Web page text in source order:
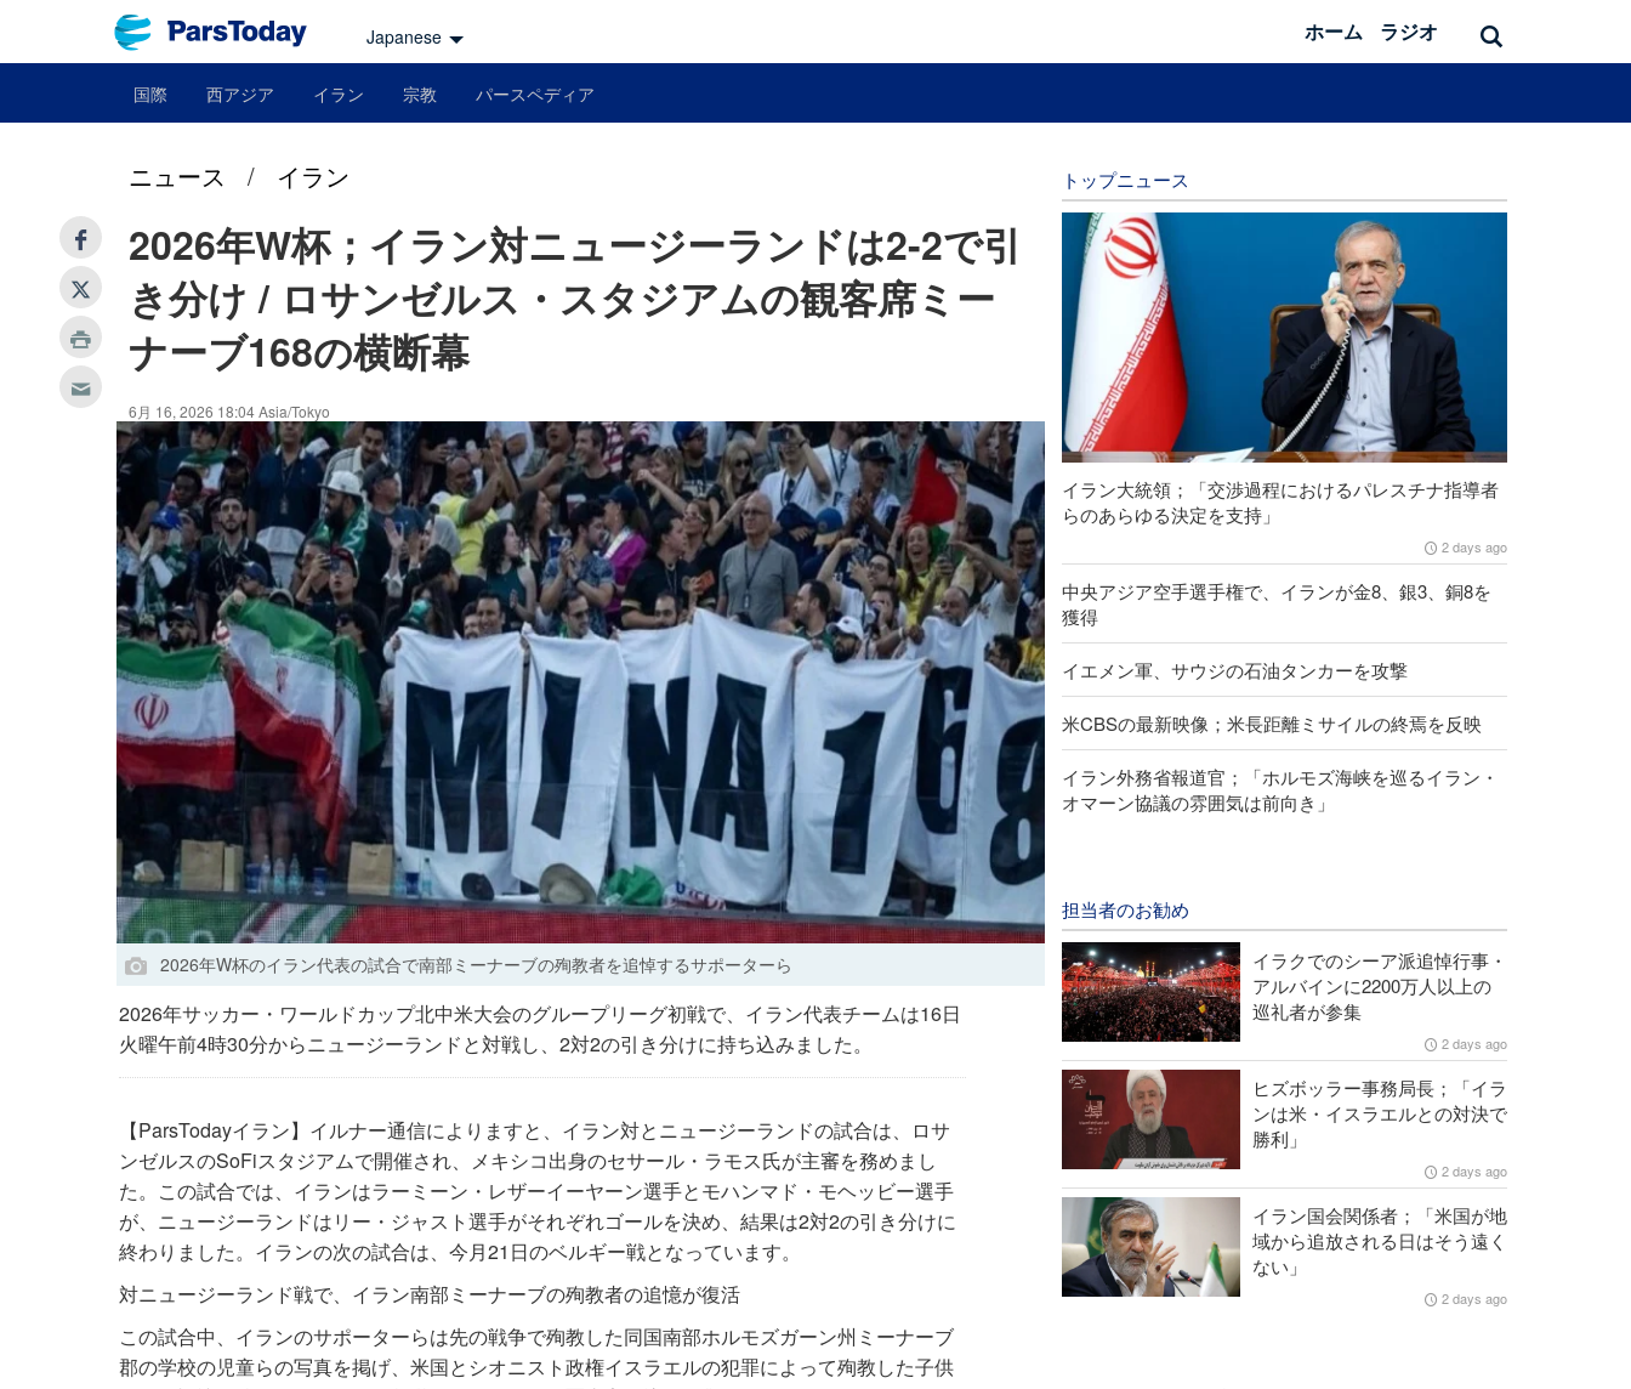
Japanese ホーム ラジオ
国際 西アジア イラン 宗教 パースペディア
ニュース / イラン
2026年W杯；イラン対ニュージーランドは2-2で引
き分け / ロサンゼルス・スタジアムの観客席ミー
ナーブ168の横断幕
6月 16, 2026 18:04 Asia/Tokyo
2026年W杯のイラン代表の試合で南部ミーナーブの殉教者を追悼するサポーターら
2026年サッカー・ワールドカップ北中米大会のグループリーグ初戦で、イラン代表チームは16日
火曜午前4時30分からニュージーランドと対戦し、2対2の引き分けに持ち込みました。
【ParsTodayイラン】イルナー通信によりますと、イラン対とニュージーランドの試合は、ロサ
ンゼルスのSoFiスタジアムで開催され、メキシコ出身のセサール・ラモス氏が主審を務めまし
た。この試合では、イランはラーミーン・レザーイーヤーン選手とモハンマド・モヘッビー選手
が、ニュージーランドはリー・ジャスト選手がそれぞれゴールを決め、結果は2対2の引き分けに
終わりました。イランの次の試合は、今月21日のベルギー戦となっています。
対ニュージーランド戦で、イラン南部ミーナーブの殉教者の追憶が復活
この試合中、イランのサポーターらは先の戦争で殉教した同国南部ホルモズガーン州ミーナーブ
郡の学校の児童らの写真を掲げ、米国とシオニスト政権イスラエルの犯罪によって殉教した子供
トップニュース
イラン大統領；「交渉過程におけるパレスチナ指導者
らのあらゆる決定を支持」
2 days ago
中央アジア空手選手権で、イランが金8、銀3、銅8を
獲得
イエメン軍、サウジの石油タンカーを攻撃
米CBSの最新映像；米長距離ミサイルの終焉を反映
イラン外務省報道官；「ホルモズ海峡を巡るイラン・
オマーン協議の雰囲気は前向き」
担当者のお勧め
イラクでのシーア派追悼行事・
アルバインに2200万人以上の
巡礼者が参集
2 days ago
ヒズボッラー事務局長；「イラ
ンは米・イスラエルとの対決で
勝利」
2 days ago
イラン国会関係者；「米国が地
域から追放される日はそう遠く
ない」
2 days ago